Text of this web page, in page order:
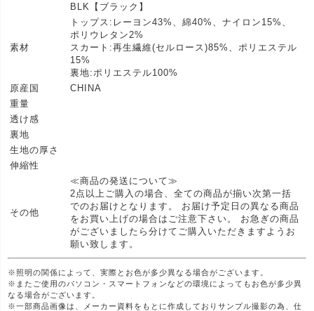
BLK【ブラック】
素材
トップス:レーヨン43%、綿40%、ナイロン15%、
ポリウレタン2%
スカート:再生繊維(セルロース)85%、ポリエステル
15%
裏地:ポリエステル100%
原産国
CHINA
重量
透け感
裏地
生地の厚さ
伸縮性
その他
≪商品の発送について≫
2点以上ご購入の場合、全ての商品が揃い次第一括
でのお届けとなります。 お届け予定日の異なる商品
をお買い上げの場合はご注意下さい。 お急ぎの商品
がございましたら分けてご購入いただきますようお
願い致します。
※照明の関係によって、実際とお色が多少異なる場合がございます。
※またご使用のパソコン・スマートフォンなどの環境によってもお色が多少異
なる場合がございます。
※一部商品画像は、メーカー資料をもとに作成しておりサンプル撮影の為、仕